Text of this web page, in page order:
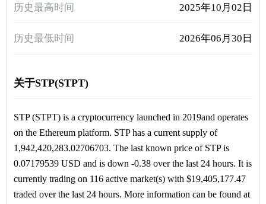
历史最高时间 2025年10月02日
历史最低时间 2026年06月30日
关于STP(STPT)
STP (STPT) is a cryptocurrency launched in 2019and operates
on the Ethereum platform. STP has a current supply of
1,942,420,283.02706703. The last known price of STP is
0.07179539 USD and is down -0.38 over the last 24 hours. It is
currently trading on 116 active market(s) with $19,405,177.47
traded over the last 24 hours. More information can be found at